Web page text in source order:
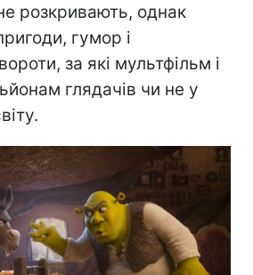
розкривають, однак
гумор і
за які мультфільм і
глядачів чи не у